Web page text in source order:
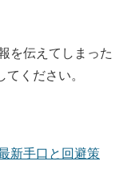
を伝えてしまった
ください。
新手口と回避策